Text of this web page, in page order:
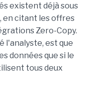
existent déjà sous
en citant les offres
Zero-Copy.
l'analyste, est que
données que si le
tous deux